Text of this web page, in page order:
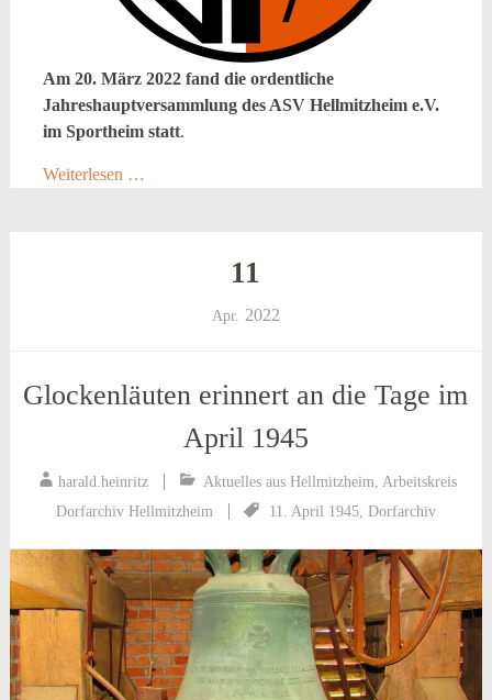
Am 20. März 2022 fand die ordentliche
Jahreshauptversammlung des ASV Hellmitzheim e.V.
im Sportheim statt.
Weiterlesen …
11
Apr. 2022
Glockenläuten erinnert an die Tage im
April 1945
harald.heinritz Aktuelles aus Hellmitzheim Arbeitskreis
Dorfarchiv Hellmitzheim
11. April 1945, Dorfarchiv